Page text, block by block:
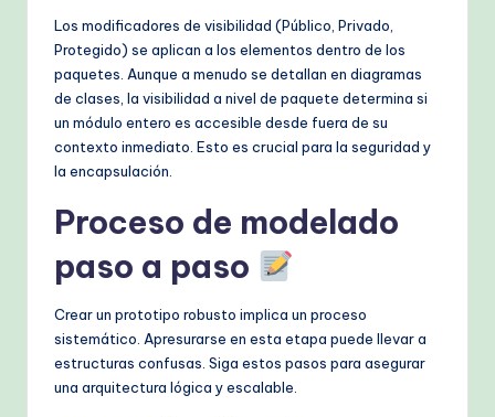
Los modificadores de visibilidad (Público, Privado,
Protegido) se aplican a los elementos dentro de los
paquetes. Aunque a menudo se detallan en diagramas
de clases, la visibilidad a nivel de paquete determina si
un módulo entero es accesible desde fuera de su
contexto inmediato. Esto es crucial para la seguridad y
la encapsulación.
Proceso de modelado
paso a paso
Crear un prototipo robusto implica un proceso
sistemático. Apresurarse en esta etapa puede llevar a
estructuras confusas. Siga estos pasos para asegurar
una arquitectura lógica y escalable.